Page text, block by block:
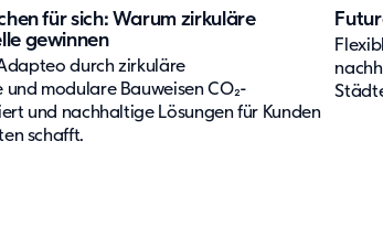
für sich: Warum zirkuläre
gewinnen
durch zirkuläre
und modulare Bauweisen CO₂-
und nachhaltige Lösungen für Kunden
schafft.